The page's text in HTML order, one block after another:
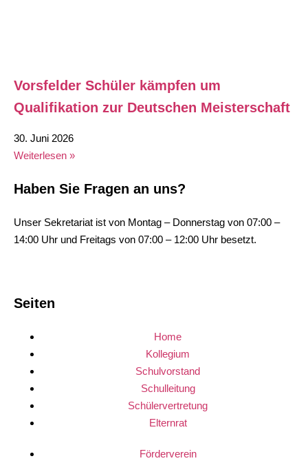
Vorsfelder Schüler kämpfen um
Qualifikation zur Deutschen Meisterschaft
30. Juni 2026
Weiterlesen »
Haben Sie Fragen an uns?
Unser Sekretariat ist von Montag – Donnerstag von 07:00 –
14:00 Uhr und Freitags von 07:00 – 12:00 Uhr besetzt.
Seiten
Home
Kollegium
Schulvorstand
Schulleitung
Schülervertretung
Elternrat
Förderverein